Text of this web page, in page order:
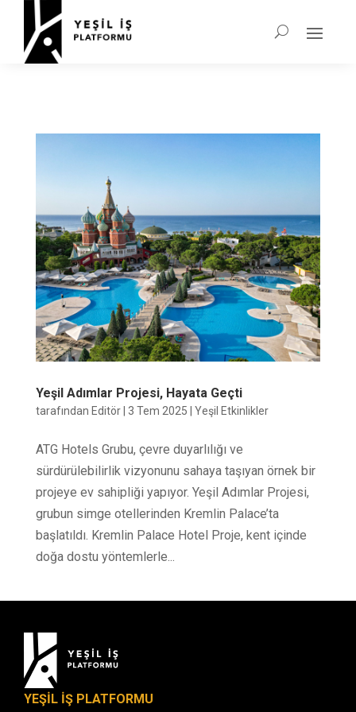
Yeşil Adımlar Projesi, Hayata Geçti
tarafından Editör| 3 Tem 2025 Yeşil Etkinlikler
ATG Hotels Grubu, çevre duyarlılığı ve
sürdürülebilirlik vizyonunu sahaya taşıyan örnek bir
projeye ev sahipliği yapıyor. Yeşil Adımlar Projesi,
grubun simge otellerinden Kremlin Palace’ta
başlatıldı. Kremlin Palace Hotel Proje, kent içinde
doğa dostu yöntemlerle...
YEŞİL İŞ PLATFORMU